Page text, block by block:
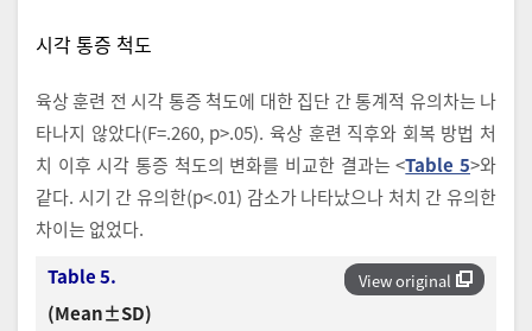
시각 통증 척도
육상 훈련 전 시각 통증 척도에 대한 집단 간 통계적 유의차는 나
타나지 않았다(F=.260, p>.05). 육상 훈련 직후와 회복 방법 처
치 이후 시각 통증 척도의 변화를 비교한 결과는 <Table 5>와
같다. 시기 간 유의한(p<.01) 감소가 나타났으나 처치 간 유의한
차이는 없었다.
View original
Table 5.
(Mean±SD)